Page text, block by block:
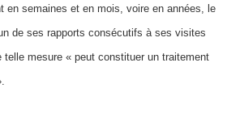
en semaines et en mois, voire en années, le
de ses rapports consécutifs à ses visites
telle mesure « peut constituer un traitement